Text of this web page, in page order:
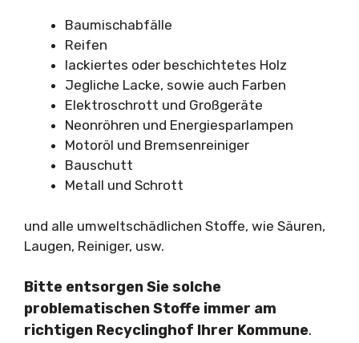
Baumischabfälle
Reifen
lackiertes oder beschichtetes Holz
Jegliche Lacke, sowie auch Farben
Elektroschrott und Großgeräte
Neonröhren und Energiesparlampen
Motoröl und Bremsenreiniger
Bauschutt
Metall und Schrott
und alle umweltschädlichen Stoffe, wie Säuren,
Laugen, Reiniger, usw.
Bitte entsorgen Sie solche
problematischen Stoffe immer am
richtigen Recyclinghof Ihrer Kommune.